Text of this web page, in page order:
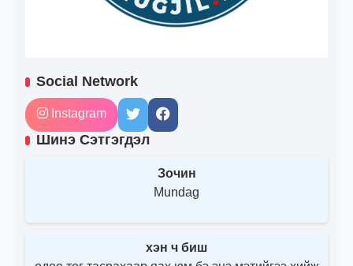
Social Network
Instagram
Шинэ Сэтгэгдэл
Зочин
Mundag
хэн ч биш